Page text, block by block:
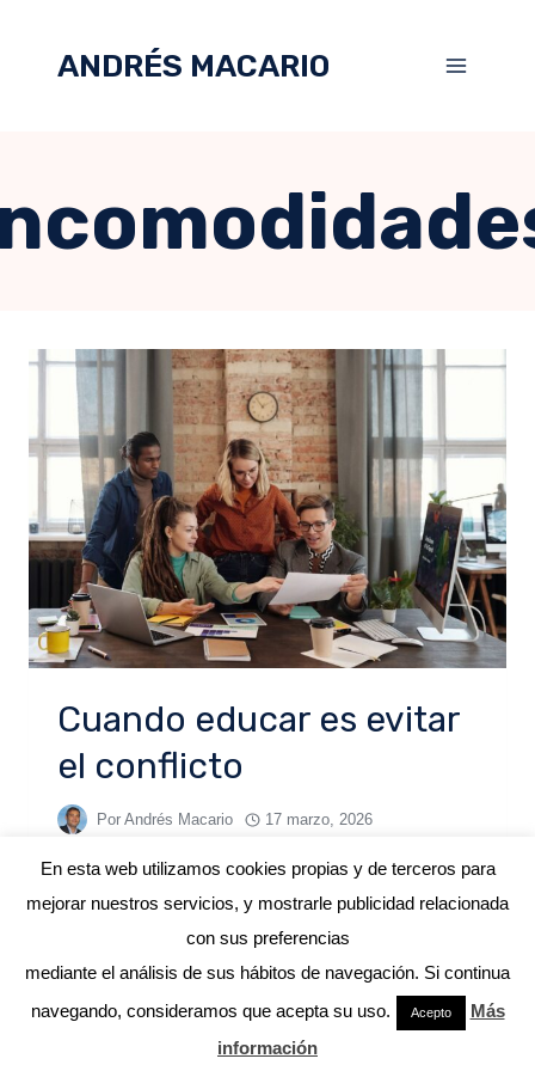
ANDRÉS MACARIO
Cuando educar es evitar
el conflicto
Por Andrés Macario 17 marzo, 2026
© 2026 ANDRÉS MACARIO
En esta web utilizamos cookies propias y de terceros para
mejorar nuestros servicios, y mostrarle publicidad relacionada
con sus preferencias
mediante el análisis de sus hábitos de navegación. Si continua
navegando, consideramos que acepta su uso.
Acepto
Más
información